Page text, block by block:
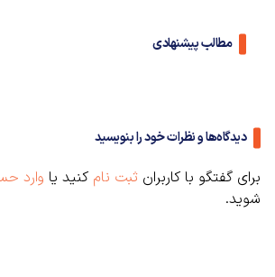
مطالب پیشنهادی
دیدگاه‌ها و نظرات خود را بنویسید
برای گفتگو با کاربران ثبت نام کنید یا وارد
شوید.